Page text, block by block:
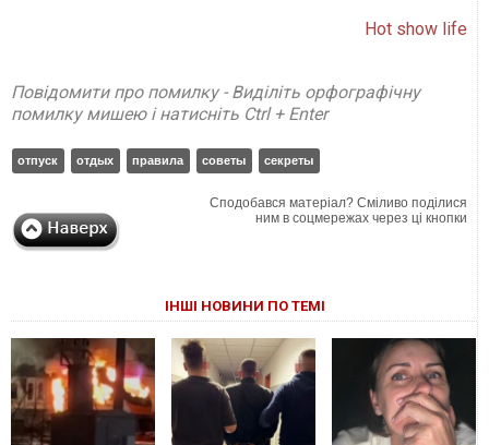
Hot show life
Повідомити про помилку - Виділіть орфографічну
помилку мишею і натисніть Ctrl + Enter
отпуск отдых правила советы секреты
Сподобався матеріал? Сміливо поділися
ним в соцмережах через ці кнопки
ІНШІ НОВИНИ ПО ТЕМІ